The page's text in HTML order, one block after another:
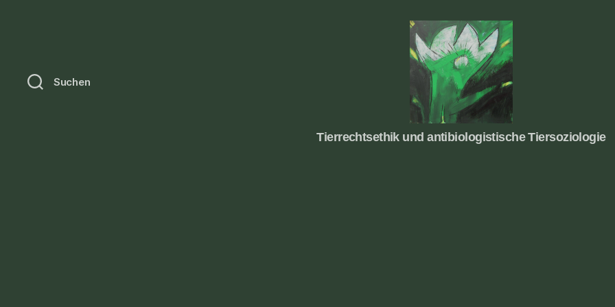
Tierrechte
Tierrechtsethik und antibiologistische Tiersoziologie
Suchen